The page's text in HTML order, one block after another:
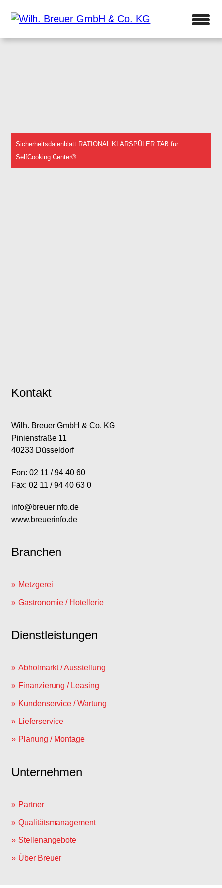
Sicherheitsdatenblatt RATIONAL KLARSPÜLER TAB für
SelfCooking Center®
Kontakt
Wilh. Breuer GmbH & Co. KG
Pinienstraße 11
40233 Düsseldorf
Fon: 02 11 / 94 40 60
Fax: 02 11 / 94 40 63 0
info@breuerinfo.de
www.breuerinfo.de
Branchen
Metzgerei
Gastronomie / Hotellerie
Dienstleistungen
Abholmarkt / Ausstellung
Finanzierung / Leasing
Kundenservice / Wartung
Lieferservice
Planung / Montage
Unternehmen
Partner
Qualitätsmanagement
Stellenangebote
Über Breuer